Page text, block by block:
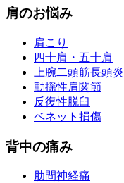
肩のお悩み
肩こり
四十肩・五十肩
上腕二頭筋長頭炎
動揺性肩関節
反復性脱臼
ベネット損傷
背中の痛み
肋間神経痛